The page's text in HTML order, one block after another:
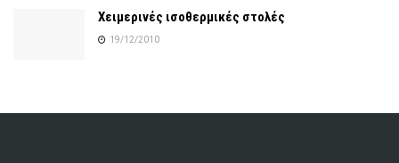
Χειμερινές ισοθερμικές στολές
19/12/2010